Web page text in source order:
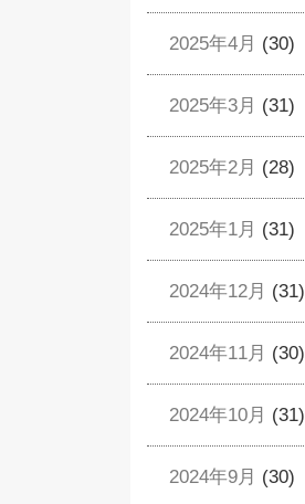
2025年4月 (30)
2025年3月 (31)
2025年2月 (28)
2025年1月 (31)
2024年12月 (31)
2024年11月 (30)
2024年10月 (31)
2024年9月 (30)